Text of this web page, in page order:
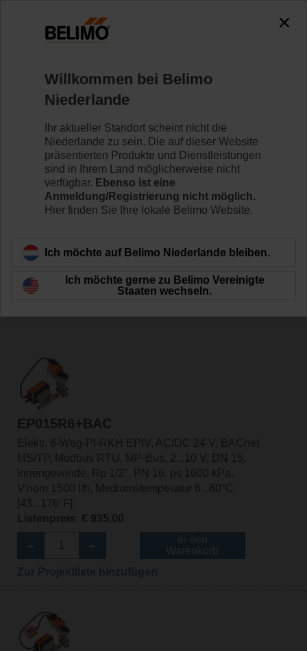
Zonenventile
Die ZoneTight™-Zonenventile und -Antriebe von
ausgelegt.
Mehr erfahren
Filtern nach
114Ergebnisse gefunden
EP015R6+BAC
Elektr. 6-Weg-PI-RKH EPIV, AC/DC 24 V, BACnet
MS/TP, Modbus RTU, MP-Bus, 2...10 V, DN 15,
Innengewinde, Rp 1/2", PN 16, ps 1600 kPa,
V'nom 1500 l/h, Mediumstemperatur 6...80°C
[43...176°F]
Listenpreis: € 935,00
Willkommen bei Belimo
Niederlande
Ihr aktueller Standort scheint nicht die
Niederlande zu sein. Die auf dieser Website
präsentierten Produkte und Dienstleistungen
sind in Ihrem Land möglicherweise nicht
verfügbar. Ebenso ist eine
Anmeldung/Registrierung nicht möglich.
Hier finden Sie Ihre lokale Belimo Website.
Ich möchte auf Belimo Niederlande bleiben.
Ich möchte gerne zu Belimo Vereinigte
Staaten wechseln.